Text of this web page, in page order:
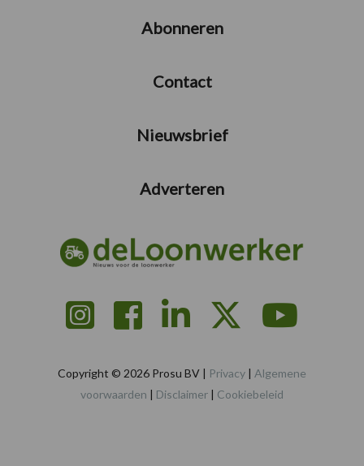
Abonneren
Contact
Nieuwsbrief
Adverteren
Copyright © 2026 Prosu BV | Privacy | Algemene
voorwaarden | Disclaimer | Cookiebeleid